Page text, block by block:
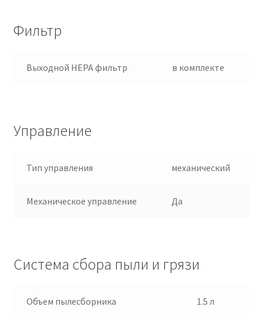
Фильтр
Выходной HEPA фильтр в комплекте
Управление
Тип управления механический
Механическое управление Да
Система сбора пыли и грязи
Объем пылесборника 1.5 л